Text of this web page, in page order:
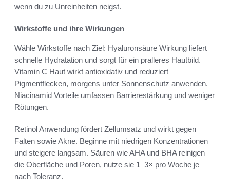
wenn du zu Unreinheiten neigst.
Wirkstoffe und ihre Wirkungen
Wähle Wirkstoffe nach Ziel: Hyaluronsäure Wirkung liefert
schnelle Hydratation und sorgt für ein pralleres Hautbild.
Vitamin C Haut wirkt antioxidativ und reduziert
Pigmentflecken, morgens unter Sonnenschutz anwenden.
Niacinamid Vorteile umfassen Barrierestärkung und weniger
Rötungen.
Retinol Anwendung fördert Zellumsatz und wirkt gegen
Falten sowie Akne. Beginne mit niedrigen Konzentrationen
und steigere langsam. Säuren wie AHA und BHA reinigen
die Oberfläche und Poren, nutze sie 1–3× pro Woche je
nach Toleranz.